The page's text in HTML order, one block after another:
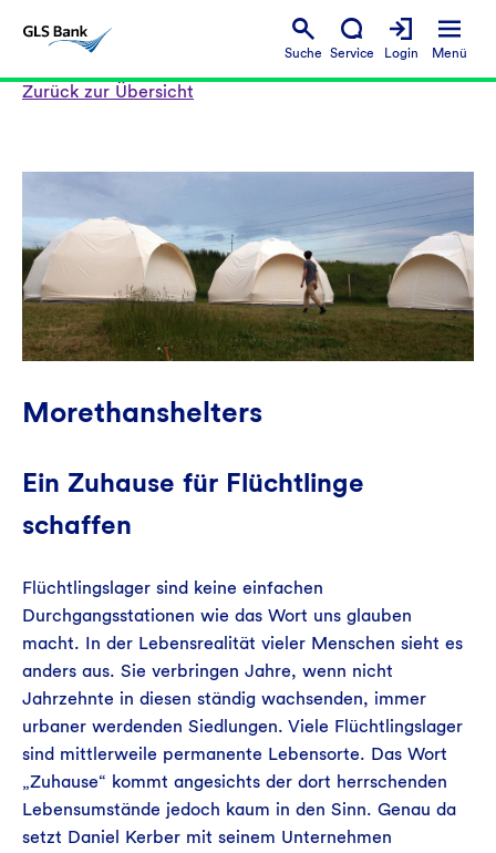
Suche Service Login Menü
Zurück zur Übersicht
Morethanshelters
Ein Zuhause für Flüchtlinge
schaffen
Flüchtlingslager sind keine einfachen
Durchgangsstationen wie das Wort uns glauben
macht. In der Lebensrealität vieler Menschen sieht es
anders aus. Sie verbringen Jahre, wenn nicht
Jahrzehnte in diesen ständig wachsenden, immer
urbaner werdenden Siedlungen. Viele Flüchtlingslager
sind mittlerweile permanente Lebensorte. Das Wort
„Zuhause“ kommt angesichts der dort herrschenden
Lebensumstände jedoch kaum in den Sinn. Genau da
setzt Daniel Kerber mit seinem Unternehmen